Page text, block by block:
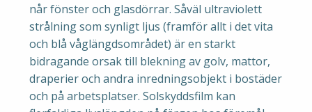
når fönster och glasdörrar. Såväl ultraviolett
strålning som synligt ljus (framför allt i det vita
och blå våglängdsområdet) är en starkt
bidragande orsak till blekning av golv, mattor,
draperier och andra inredningsobjekt i bostäder
och på arbetsplatser. Solskyddsfilm kan